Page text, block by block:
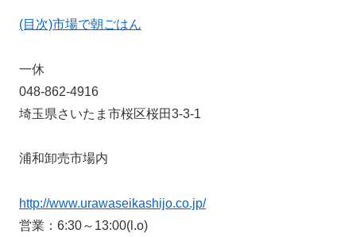
(目次)市場で朝ごはん
一休
048-862-4916
埼玉県さいたま市桜区桜田3-3-1
浦和卸売市場内
http://www.urawaseikashijo.co.jp/
営業：6:30～13:00(l.o)